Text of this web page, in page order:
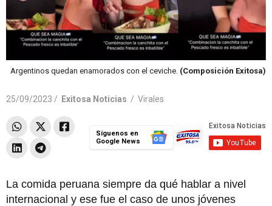
Argentinos quedan enamorados con el ceviche. (Composición Exitosa)
25/09/2023 / Exitosa Noticias / Virales
Síguenos en
Google News
La comida peruana siempre da qué hablar a nivel
internacional y ese fue el caso de unos jóvenes